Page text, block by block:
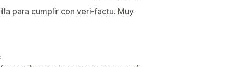
para cumplir con veri-factu. Muy